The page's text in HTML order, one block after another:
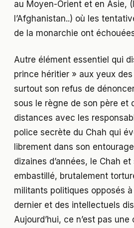
au Moyen-Orient et en Asie,
l’Afghanistan..) où les
de la monarchie ont
Autre élément essentiel qui
prince héritier » aux yeux des
surtout son refus de
sous le règne de son père et
distances avec les
police secrète du Chah qui
librement dans son
dizaines d’années, le Chah
embastillé, brutalement
militants politiques opposés
dernier et des intellectuels
Aujourd’hui, ce n’est pas